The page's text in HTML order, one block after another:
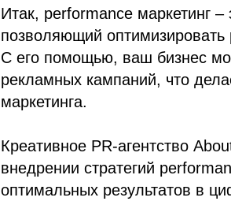
Итак, performance маркетинг
позволяющий оптимизировать
С его помощью, ваш бизнес
рекламных кампаний, что
маркетинга.
Креативное PR-агентство
внедрении стратегий
оптимальных результатов в